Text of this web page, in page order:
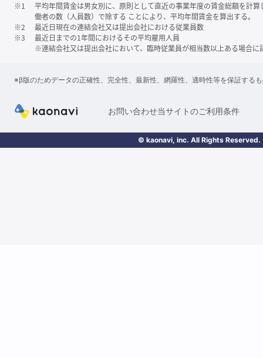
※1
平均年間賃金は男女別に、原則として直近の事業年度の賃金総額を計
働者の数（人員数）で除する ことにより、平均年間賃金を算出する。
※2
最近日現在の連結会社又は提出会社における従業員数
※3
最近日までの1年間におけるその平均雇用人員
※連結会社又は提出会社において、臨時従業員が相当数以上ある場合に
※β版のためデータの正確性、完全性、最新性、網羅性、適時性等を保証する
お問い合わせ当サイトのご利用条件
© kaonavi, inc. All Rights Reserved.